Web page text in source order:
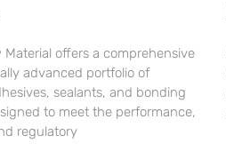
Material offers a comprehensive
advanced portfolio of
sealants, and bonding
to meet the performance,
regulatory